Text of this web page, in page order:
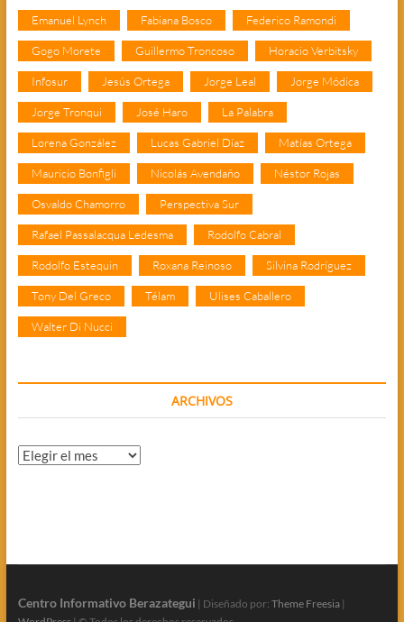
Emanuel Lynch Fabiana Bosco Federico Ramondi
Gogo Morete Guillermo Troncoso Horacio Verbitsky
Infosur Jesús Ortega Jorge Leal Jorge Módica
Jorge Tronqui José Haro La Palabra
Lorena González Lucas Gabriel Díaz Matías Ortega
Mauricio Bonfigli Nicolás Avendaño Néstor Rojas
Osvaldo Chamorro Perspectiva Sur
Rafael Passalacqua Ledesma Rodolfo Cabral
Rodolfo Estequin Roxana Reinoso Silvina Rodríguez
Tony Del Greco Télam Ulises Caballero
Walter Di Nucci
ARCHIVOS
Archivos
Centro Informativo Berazategui | Diseñado por: Theme Freesia|